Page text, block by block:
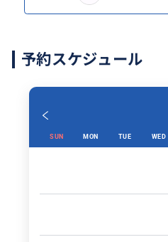
予約スケジュール
SUN MON TUE WED